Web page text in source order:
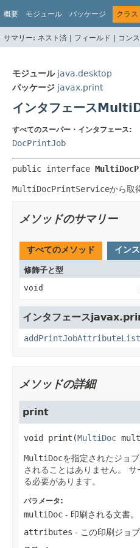
概要 モジュール パッケージ クラス
サマリー: ネスト済 | フィールド | コン
モジュール java.desktop
パッケージ javax.print
インタフェース
すべてのスーパー・インタフェース:
DocPrintJob
public interface
MultiDocPrintServiceから取
メソッドのサマリー
すべてのメソッド イン
修飾子と型
void
インタフェース
メソッドの詳細
print
void print (MultiDoc
MultiDocを指定されたジョ
されることはありません。
サ
る必要があります。
パラメータ:
multiDoc - 印刷される文書。
attributes - この印刷ジョ